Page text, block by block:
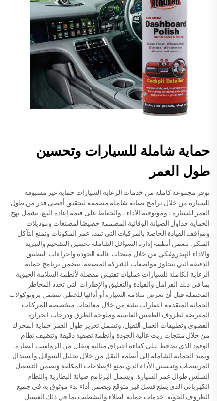
حماية شاملة للسيارات وتحسين
طول العمر
توفر مجموعة كاملة من خدمات الرعاية السيارات حماية غير مسبوقة
للسيارة من خلال برامج صيانة شاملة مصممة لتحقيق أقصى قدر من طول
العمر للسيارة ، وموثوقية الأداء ، والحفاظ على قيمة إعادة البيع. يشمل نهج
الحماية جداول الصيانة الوقائية المصممة خصيصًا لمصنعات وموديلات
ومواقف القيادة الخاصة بالمركبات التي تمدد عمر المكونات وتمنع التآكل
المبكر. تضمن أنظمة إدارة السوائل الشاملة تحسين التشحيم والتبريد
والأداء الهيدروليكي من خلال منتجات عالية الجودة وإجراءات التطبيق
الدقيقة التي تتجاوز مواصفات الشركة المصنعة. يتضمن برنامج حماية
الرعاية الكاملة للسيارات عمليات تفتيش مفصلة لأنظمة السلامة الحيوية
بما في ذلك الفرامل والقيادة والتعليق والإطارات التي تحدد المخاطر
المحتملة قبل أن تعرض سلامة السيارة أو أدائها للخطر. تتضمن بروتوكولات
الحماية المتقدمة اعتبارات بيئية من خلال معالجات متخصصة للمركبات
المعرضة لظروف الطقس القاسية وملوحة الطرق ودرجات الحرارة
القصوى وتطبيقات العمل الثقيل. وتشمل تعزيز طول العمر حماية المحرك
من خلال منتجات زيت عالية الجودة وأنظمة تصفية دقيقة وتنظيف نظام
الوقود الذي يحافظ على كفاءة احتراق مثالية ويقلل من الرواسب الضارة.
وتمتد الحماية الشاملة إلى أنظمة النقل من خلال تحليل السوائل واستبدال
المرشحات وتحسين الأداء الذي يمنع الإصلاحات المكلفة ويضمن التشغيل
السلس طوال عمر السيارة. ويشمل البرنامج صيانة البطارية والنظام
الكهربائي الذي يمنع فشل غير متوقع ويضمن أداء بدء موثوق به في جميع
الظروف الجوية. خدمات حماية الطلاء والتشطيب بما في ذلك الغسيل